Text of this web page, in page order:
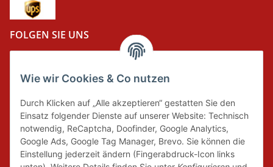
Wie wir Cookies & Co nutzen
Durch Klicken auf „Alle akzeptieren“ gestatten Sie den
Einsatz folgender Dienste auf unserer Website: Technisch
notwendig, ReCaptcha, Doofinder, Google Analytics,
Google Ads, Google Tag Manager, Brevo. Sie können die
Einstellung jederzeit ändern (Fingerabdruck-Icon links
FOLGEN SIE UNS
Wir tragen Verantwortung und erfüllen unsere
Pflichten zur Systembeteiligung nach dem
Verpackungsgesetz.